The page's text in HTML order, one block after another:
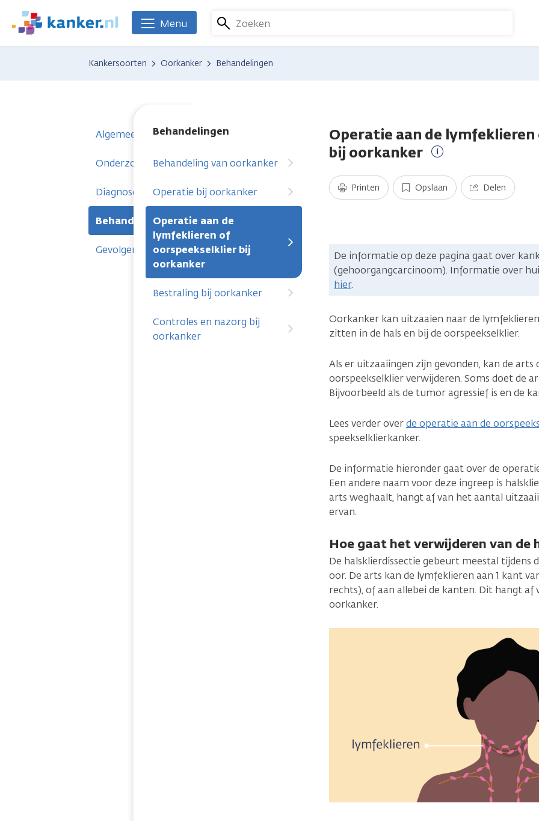
naar
We
zijn
Zoeken
Menu
Kankersoorten Oorkanker Behandelingen
Algemeen
Onderzoeken
Diagnose
Behandelingen
Behandelingen
Behandeling van oorkanker
Operatie bij oorkanker
Operatie aan de
lymfeklieren of
oorspeekselklier bij
oorkanker
Bestraling bij oorkanker
Controles en nazorg bij
oorkanker
Gevolgen
Operatie aan de
bij oorkanker
informatie
Printen Opslaan Delen
De informatie op deze pagina gaat over
(gehoorgangcarcinoom). Informatie over
hier.
Oorkanker kan uitzaaien naar de
zitten in de hals en bij de oorspeekselklier.
Als er uitzaaiingen zijn gevonden, kan de arts
oorspeekselklier verwijderen. Soms doet de
Bijvoorbeeld als de tumor agressief is en de
Lees verder overde operatie aan de
speekselklierkanker.
De informatie hieronder gaat over de
Een andere naam voor deze ingreep is
arts weghaalt, hangt af van het aantal
ervan.
Hoe gaat het verwijderen van de
De halsklierdissectie gebeurt meestal tijdens
oor. De arts kan de lymfeklieren aan 1 kant
rechts), of aan allebei de kanten. Dit hangt af
oorkanker.